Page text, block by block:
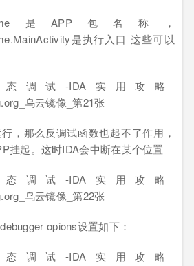
是APP包名称，
是执行入口 这些可以
，那么反调试函数也起不了作用，
挂起。这时IDA会中断在某个位置
opions设置如下：